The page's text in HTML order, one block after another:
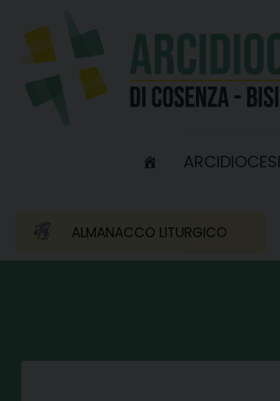
content
ARCIDIOCESI
ALMANACCO LITURGICO